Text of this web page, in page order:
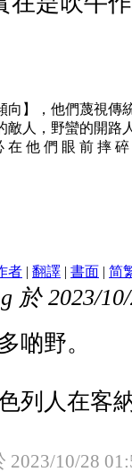
向】，他們蔑視傳
敵人，野蠻的開路
他 們 眼 前 摔
者 | 翻譯 | 書面 | 简
於 2023/
啲野。
列人在客
2023/10/28